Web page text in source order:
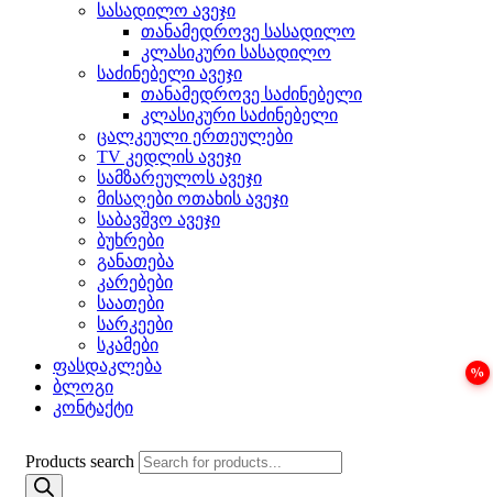
სასადილო ავეჯი
თანამედროვე სასადილო
კლასიკური სასადილო
საძინებელი ავეჯი
თანამედროვე საძინებელი
კლასიკური საძინებელი
ცალკეული ერთეულები
TV კედლის ავეჯი
სამზარეულოს ავეჯი
მისაღები ოთახის ავეჯი
საბავშვო ავეჯი
ბუხრები
განათება
კარებები
საათები
სარკეები
სკამები
ფასდაკლება
ბლოგი
კონტაქტი
Products search